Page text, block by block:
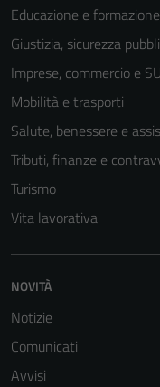
Educazione e formazione
Giustizia, sicurezza
Imprese, commercio e
Mobilità e trasporti
Salute, benessere e
Tributi, finanze e
Turismo
Vita lavorativa
NOVITÀ
Notizie
Comunicati
Avvisi